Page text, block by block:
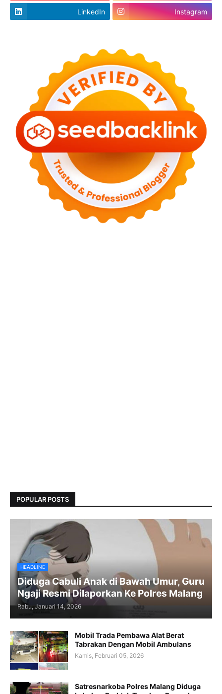
LinkedIn Instagram
POPULAR POSTS
HEADLINE
Diduga Cabuli Anak di Bawah Umur, Guru
Ngaji Resmi Dilaporkan Ke Polres Malang
Rabu, Januari 14, 2026
Mobil Trada Pembawa Alat Berat
Tabrakan Dengan Mobil Ambulans
Kamis, Februari 05, 2026
Satresnarkoba Polres Malang Diduga